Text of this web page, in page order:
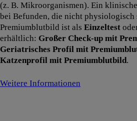
(z. B. Mikroorganismen). Ein
bei Befunden, die nicht physiologisch
Premiumblutbild ist als Einzeltest
erhältlich: Großer Check-up mit
Geriatrisches Profil mit
Katzenprofil mit Premiumblutbild.
Weitere Informationen